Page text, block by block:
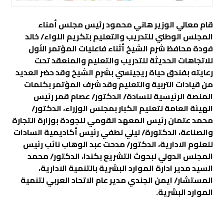
قام معالي الوزير هاني محمود رئيس مجلس أمناء
المجلس الوطني للتدريب والتعليم بتكريم اللواء/ خالد
فودة محافظ شرم الشيخ أثناء فاعليات المؤتمر الأول
للاتجاهات الحديثة للتدريب والتعليم والمنعقد تحت
رعايته بفندق حياة ريجينسي بشرم الشيخ وقد حضر العديد
من قيادات التربية والتعليم وقد شرف المؤتمر بكلمات
المنصة الرئيسية للسادة/ الدكتور/ عصام قمر رئيس
الهيئة العامة لتعليم الكبار بمجلس الوزراء، الدكتور/
محمد عتمان رئيس المعهد القومي للجودة بوزارة التجارة
والصناعة، الدكتورة/ ليلي لطفي رئيس أكاديمية السادات
للعلوم الادارية، الدكتور/ مدحت عبد الوهاب نائب رئيس
المجلس الدولي لبحوث التشريع بكندا، الدكتور/ محمد
السيد مدير ادارة الموارد البشرية بالتنمية الادارية،
المستشار/ ايمن الجندي مدير عام الاتحاد العربي لتنمية
الموارد البشرية.